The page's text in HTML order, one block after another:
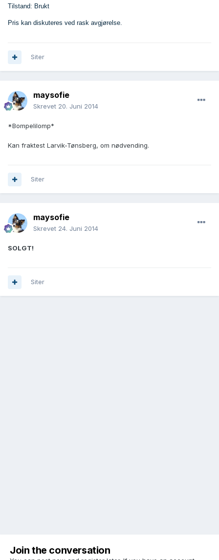
Tilstand: Brukt
Pris kan diskuteres ved rask avgjørelse.
Siter
maysofie
Skrevet 20. Juni 2014
*Bompelilomp*
Kan fraktest Larvik-Tønsberg, om nødvending.
Siter
maysofie
Skrevet 24. Juni 2014
SOLGT!
Siter
Join the conversation